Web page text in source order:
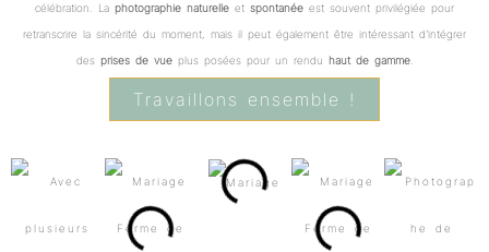
célébration. La photographie naturelle et spontanée est souvent privilégiée pour
retranscrire la sincérité du moment, mais il peut également être intéressant d’intégrer
des prises de vueplus posées pour un rendu haut de gamme.
Travaillons ensemble !